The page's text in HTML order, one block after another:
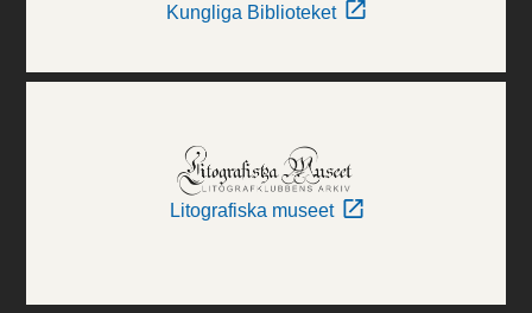
Kungliga Biblioteket
Litografiska museet